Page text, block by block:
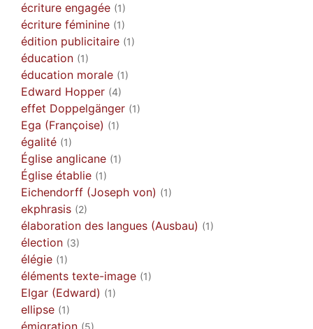
écriture engagée (1)
écriture féminine (1)
édition publicitaire (1)
éducation (1)
éducation morale (1)
Edward Hopper (4)
effet Doppelgänger (1)
Ega (Françoise) (1)
égalité (1)
Église anglicane (1)
Église établie (1)
Eichendorff (Joseph von) (1)
ekphrasis (2)
élaboration des langues (Ausbau) (1)
élection (3)
élégie (1)
éléments texte-image (1)
Elgar (Edward) (1)
ellipse (1)
(5)